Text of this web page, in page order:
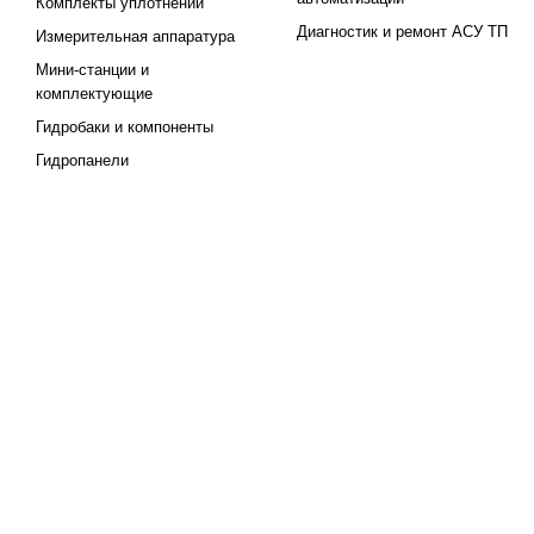
Измерительная аппаратура
Мини-станции и
комплектующие
Гидробаки и компоненты
Гидропанели
Диагностик и ремонт АСУ ТП